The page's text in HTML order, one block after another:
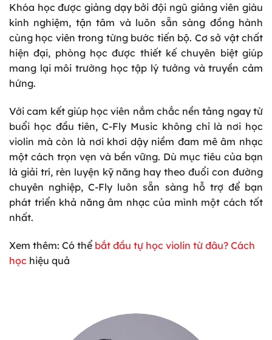
Khóa học được giảng dạy bởi đội ngũ giảng viên giàu
kinh nghiệm, tận tâm và luôn sẵn sàng đồng hành
cùng học viên trong từng bước tiến bộ. Cơ sở vật chất
hiện đại, phòng học được thiết kế chuyên biệt giúp
mang lại môi trường học tập lý tưởng và truyền cảm
hứng.
Với cam kết giúp học viên nắm chắc nền tảng ngay từ
buổi học đầu tiên, C-Fly Music không chỉ là nơi học
violin mà còn là nơi khơi dậy niềm đam mê âm nhạc
một cách trọn vẹn và bền vững. Dù mục tiêu của bạn
là giải trí, rèn luyện kỹ năng hay theo đuổi con đường
chuyên nghiệp, C-Fly luôn sẵn sàng hỗ trợ để bạn
phát triển khả năng âm nhạc của mình một cách tốt
nhất.
Xem thêm: Có thể bắt đầu tự học violin từ đâu? Cách
học hiệu quả